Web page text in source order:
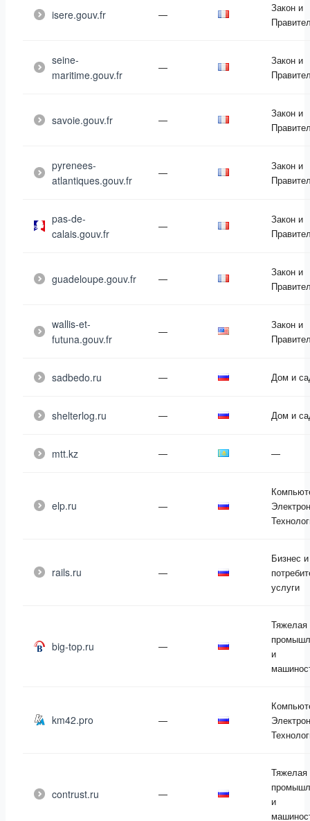
isere.gouv.fr —
Закон и
seine-
maritime.gouv.fr
—
Закон и
savoie.gouv.fr —
Закон и
pyrenees-
atlantiques.gouv.fr
—
Закон и
pas-de-
calais.gouv.fr
—
Закон и
guadeloupe.gouv.fr —
Закон и
wallis-et-
futuna.gouv.fr
—
Закон и
sadbedo.ru — Дом и
shelterlog.ru — Дом и
mtt.kz — —
elp.ru —
rails.ru —
Бизнес и
услуги
big-top.ru —
Тяжелая
и
km42.pro —
contrust.ru —
Тяжелая
и